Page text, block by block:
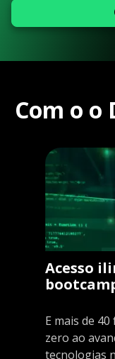
Com o o
Acesso
E mais de
zero ao
tecnologias